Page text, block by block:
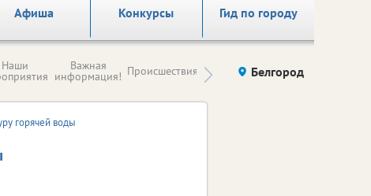
Афиша Гид по городу
Конкурсы
Наши Важная
информация! Происшествия Здоровье компаний (на
правах
Белгород
горячей воды